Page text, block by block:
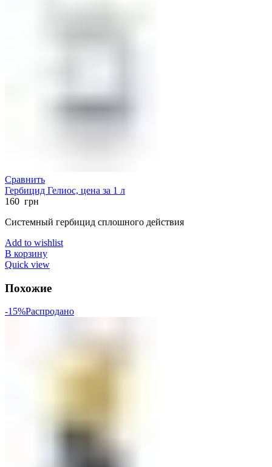
Сравнить
Гербицид Гелиос, цена за 1 л
160 грн
Системный гербицид сплошного действия
Add to wishlist
В корзину
Quick view
Похожие
-15%Распродано